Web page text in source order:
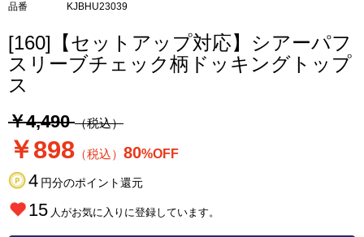
品番
KJBHU23039
[160]【セットアップ対応】シアーパフ
スリーブチェック柄ドッキングトップ
ス
￥4,490（税込）
￥898 （税込） 80%OFF
4 円分のポイント還元
15 人がお気に入りに登録しています。